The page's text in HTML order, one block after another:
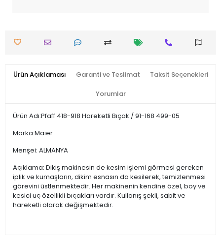
Ürün Açıklaması Garanti ve Teslimat Taksit Seçenekleri
Yorumlar
Ürün Adı:Pfaff 418-918 Hareketli Bıçak / 91-168 499-05
Marka:Maier
Menşei: ALMANYA
Açıklama: Dikiş makinesin de kesim işlemi görmesi gereken
iplik ve kumaşların, dikim esnasın da kesilerek, temizlenmesi
görevini üstlenmektedir. Her makinenin kendine özel, boy ve
kesici uç özellikli bıçakları vardır. Kullanış şekli, sabit ve
hareketli olarak değişmektedir.